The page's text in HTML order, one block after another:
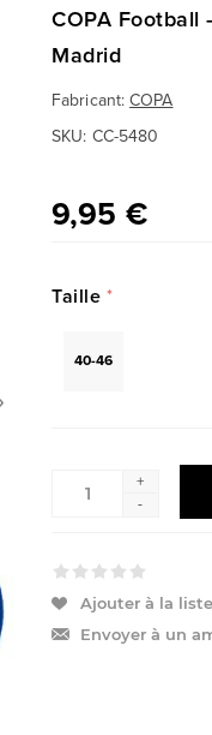
COPA
Madrid
Fabricant:COPA
SKU: CC-5480
9,95 €
Taille *
40-46
+
-
Ajouter à la
Envoyer à un